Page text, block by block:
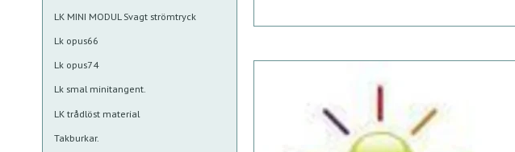
LK MINI MODUL Svagt strömtryck
Lk opus66
Lk opus74
Lk smal minitangent.
LK trådlöst material
Takburkar.